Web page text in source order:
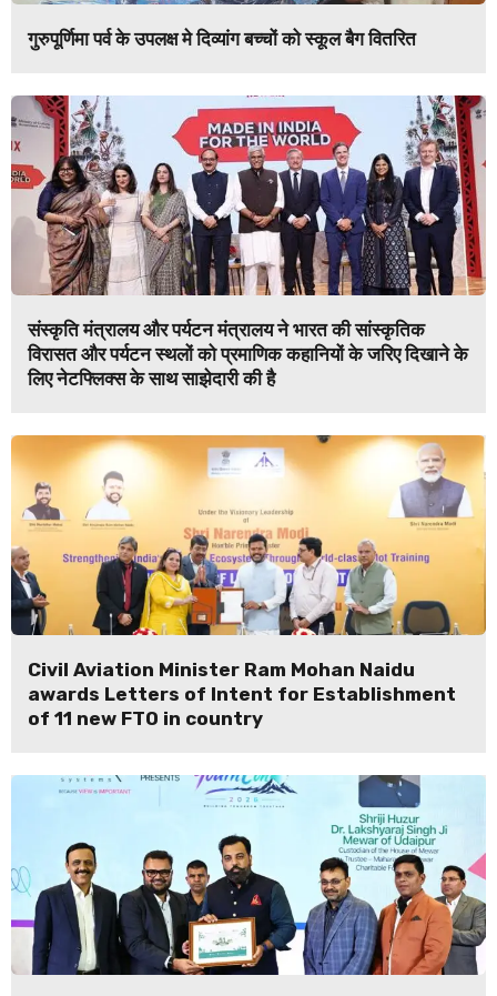
गुरुपूर्णिमा पर्व के उपलक्ष मे दिव्यांग बच्चों को स्कूल बैग वितरित
संस्कृति मंत्रालय और पर्यटन मंत्रालय ने भारत की सांस्कृतिक
विरासत और पर्यटन स्थलों को प्रमाणिक कहानियों के जरिए दिखाने के
लिए नेटफ्लिक्स के साथ साझेदारी की है
Civil Aviation Minister Ram Mohan Naidu
awards Letters of Intent for Establishment
of 11 new FTO in country